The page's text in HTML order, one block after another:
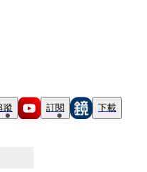
蹤 訂閱 下載